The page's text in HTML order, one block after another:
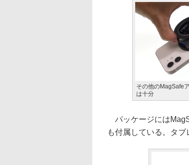
その他のMagSafe
は十分
パッケージには
も付属している。タ